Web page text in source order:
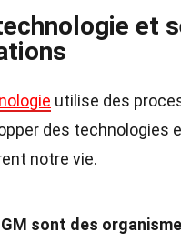
et
utilise des
des technologies
notre vie.
sont des